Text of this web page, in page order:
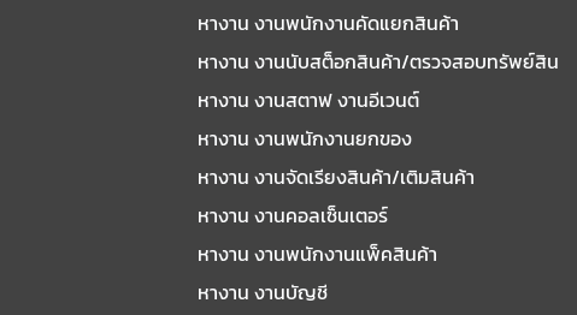
หางาน งานพนักงานคัดแยกสินค้า
หางาน งานนับสต็อกสินค้า/ตรวจสอบทรัพย์สิน
หางาน งานสตาฟ งานอีเวนต์
หางาน งานพนักงานยกของ
หางาน งานจัดเรียงสินค้า/เติมสินค้า
หางาน งานคอลเซ็นเตอร์
หางาน งานพนักงานแพ็คสินค้า
หางาน งานบัญชี